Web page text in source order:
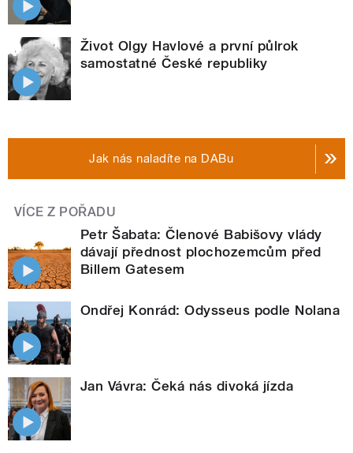
Život Olgy Havlové a první půlrok
samostatné České republiky
Jak nás naladíte na DABu
VÍCE Z POŘADU
Petr Šabata: Členové Babišovy vlády
dávají přednost plochozemcům před
Billem Gatesem
Ondřej Konrád: Odysseus podle Nolana
Jan Vávra: Čeká nás divoká jízda